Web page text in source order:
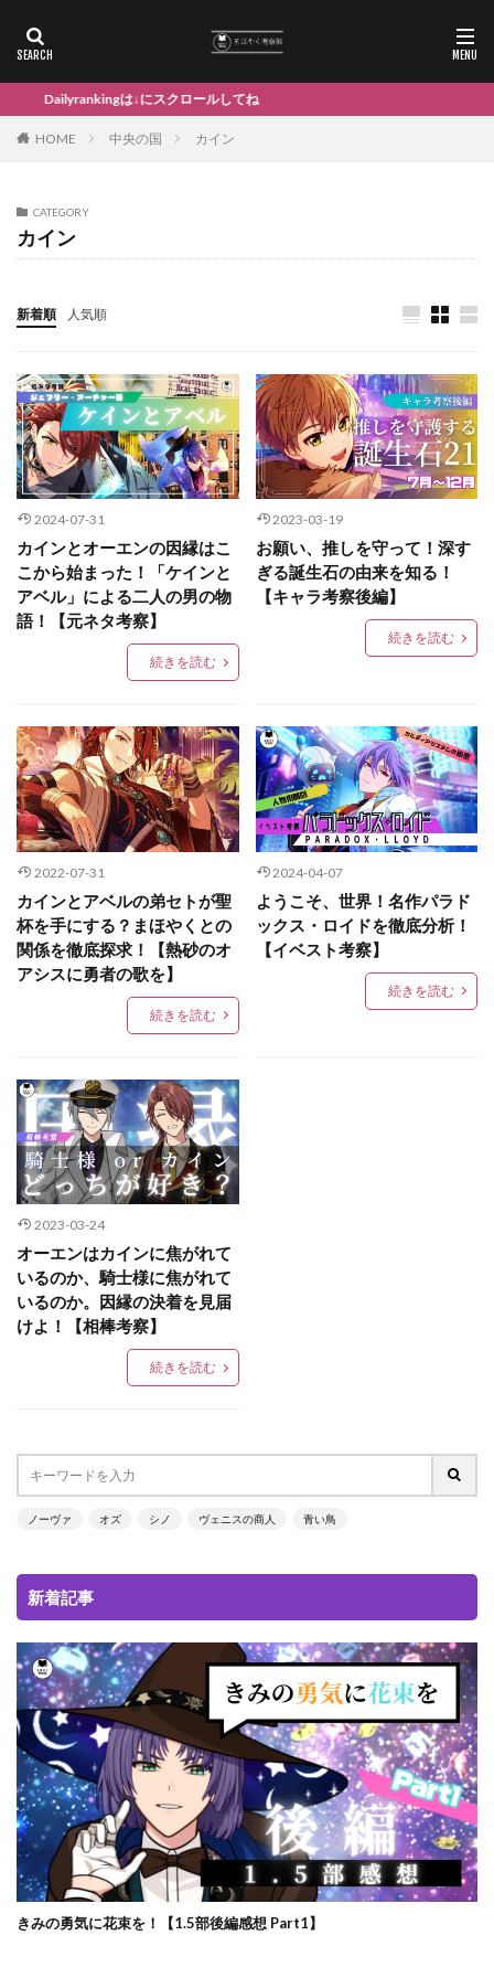
は↓にスクロールしてね
HOME 中央の国 カイン
CATEGORY
カイン
新着順 人気順
2024-07-31
カインとオーエンの因縁はこ
こから始まった！「ケインと
アベル」による二人の男の物
語！【元ネタ考察】
続きを読む
2023-03-19
お願い、推しを守って！深す
ぎる誕生石の由来を知る！
【キャラ考察後編】
続きを読む
2022-07-31
カインとアベルの弟セトが聖
杯を手にする？まほやくとの
関係を徹底探求！【熱砂のオ
アシスに勇者の歌を】
続きを読む
2024-04-07
ようこそ、世界！名作パラド
ックス・ロイドを徹底分析！
【イベスト考察】
続きを読む
2023-03-24
オーエンはカインに焦がれて
いるのか、騎士様に焦がれて
いるのか。因縁の決着を見届
けよ！【相棒考察】
続きを読む
ノーヴァ オズ シノ ヴェニスの商人 青い鳥
新着記事
きみの勇気に花束を！【1.5部後編感想 Part1】